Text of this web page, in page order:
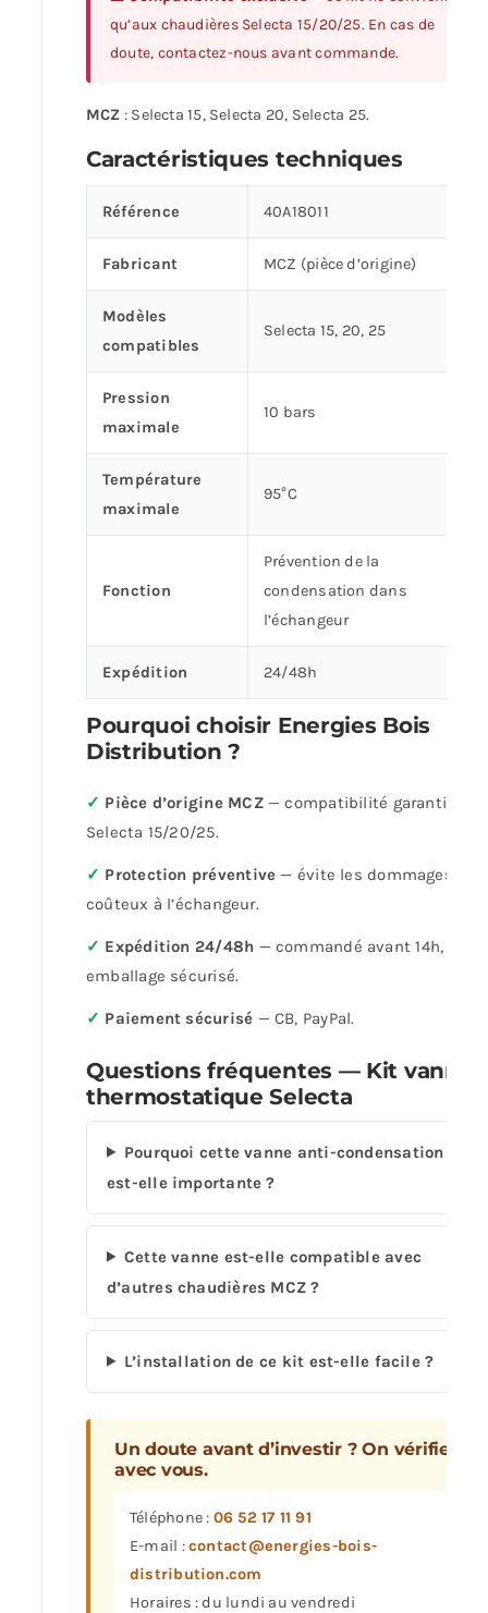
qu’aux chaudières Selecta 15/20/25. En cas de
doute, contactez-nous avant commande.
MCZ : Selecta 15, Selecta 20, Selecta 25.
Caractéristiques techniques
Référence 40A18011
Fabricant MCZ (pièce d’origine)
Modèles
compatibles
Selecta 15, 20, 25
Pression
maximale
10 bars
Température
maximale
95°C
Fonction
Prévention de la
condensation dans
l’échangeur
Expédition 24/48h
Pourquoi choisir Energies Bois
Distribution ?
✓ Pièce d’origine MCZ— compatibilité garantie sur
Selecta 15/20/25.
✓ Protection préventive — évite les dommages
coûteux à l’échangeur.
✓ Expédition 24/48h — commandé avant 14h,
emballage sécurisé.
✓ Paiement sécurisé — CB, PayPal.
Questions fréquentes — Kit vanne
thermostatique Selecta
Pourquoi cette vanne anti-condensation
est-elle importante ?
Cette vanne est-elle compatible avec
d’autres chaudières MCZ ?
L’installation de ce kit est-elle facile ?
Un doute avant d’investir ? On vérifie
avec vous.
Téléphone : 06 52 17 11 91
E-mail :contact@energies-bois-
distribution.com
Horaires : du lundi au vendredi